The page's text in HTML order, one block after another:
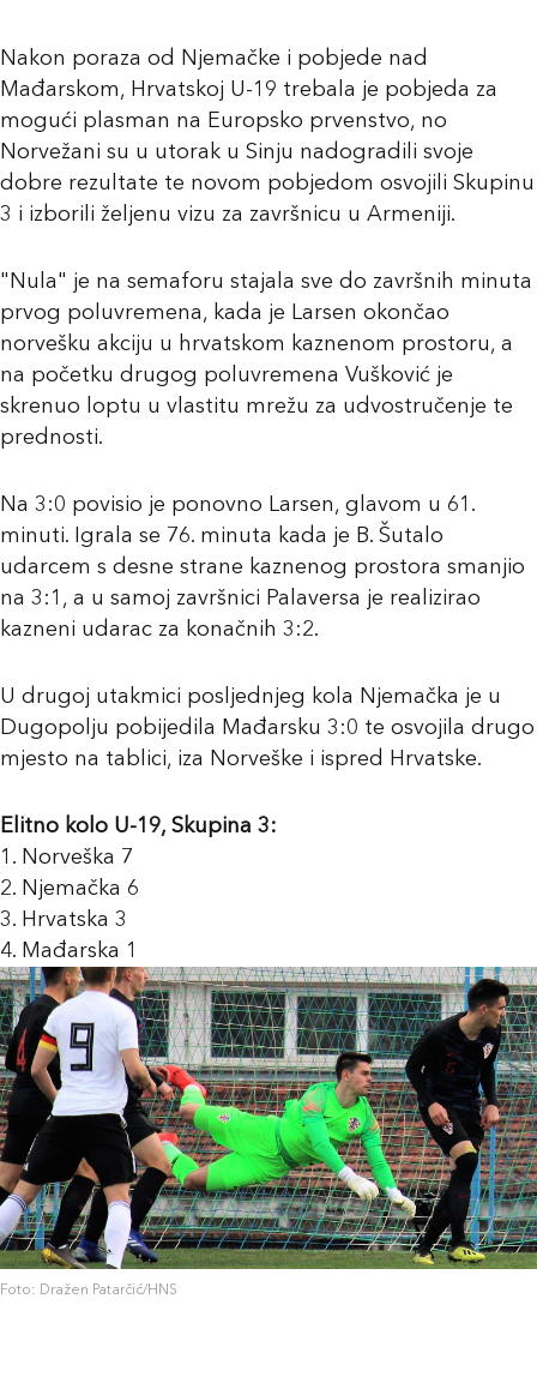
Nakon poraza od Njemačke i pobjede nad
Mađarskom, Hrvatskoj U-19 trebala je pobjeda za
mogući plasman na Europsko prvenstvo, no
Norvežani su u utorak u Sinju nadogradili svoje
dobre rezultate te novom pobjedom osvojili Skupinu
3 i izborili željenu vizu za završnicu u Armeniji.
"Nula" je na semaforu stajala sve do završnih minuta
prvog poluvremena, kada je Larsen okončao
norvešku akciju u hrvatskom kaznenom prostoru, a
na početku drugog poluvremena Vušković je
skrenuo loptu u vlastitu mrežu za udvostručenje te
prednosti.
Na 3:0 povisio je ponovno Larsen, glavom u 61.
minuti. Igrala se 76. minuta kada je B. Šutalo
udarcem s desne strane kaznenog prostora smanjio
na 3:1, a u samoj završnici Palaversa je realizirao
kazneni udarac za konačnih 3:2.
U drugoj utakmici posljednjeg kola Njemačka je u
Dugopolju pobijedila Mađarsku 3:0 te osvojila drugo
mjesto na tablici, iza Norveške i ispred Hrvatske.
Elitno kolo U-19, Skupina 3:
1. Norveška 7
2. Njemačka 6
3. Hrvatska 3
4. Mađarska 1
Foto: Dražen Patarčić/HNS